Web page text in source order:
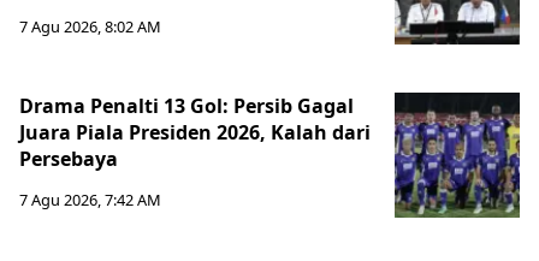
7 Agu 2026, 8:02 AM
Drama Penalti 13 Gol: Persib Gagal
Juara Piala Presiden 2026, Kalah dari
Persebaya
7 Agu 2026, 7:42 AM